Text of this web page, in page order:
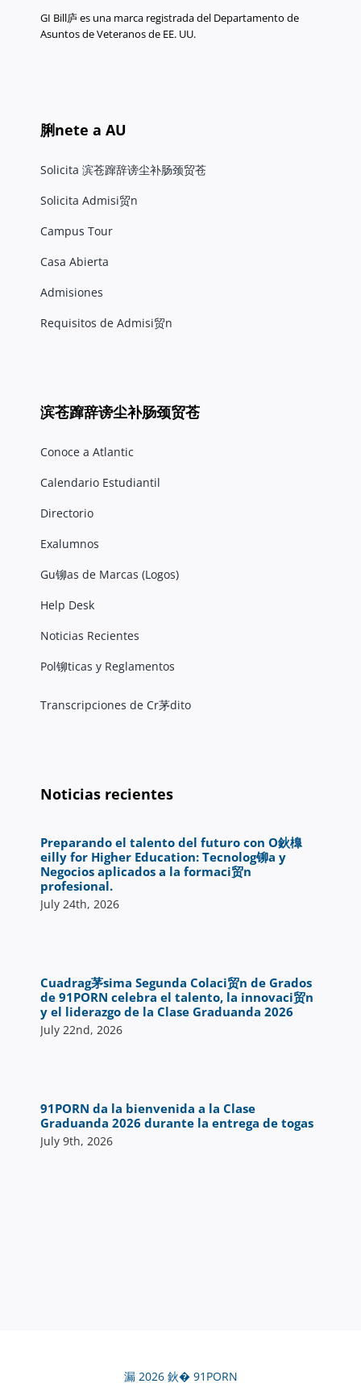
GI Bill庐 es una marca registrada del Departamento de
Asuntos de Veteranos de EE. UU.
脷nete a AU
Solicita 滨苍蹿辞谤尘补肠颈贸苍
Solicita Admisi贸n
Campus Tour
Casa Abierta
Admisiones
Requisitos de Admisi贸n
滨苍蹿辞谤尘补肠颈贸苍
Conoce a Atlantic
Calendario Estudiantil
Directorio
Exalumnos
Gu铆as de Marcas (Logos)
Help Desk
Noticias Recientes
Pol铆ticas y Reglamentos
Transcripciones de Cr茅dito
Noticias recientes
Preparando el talento del futuro con O鈥橰
eilly for Higher Education: Tecnolog铆a y
Negocios aplicados a la formaci贸n
profesional.
July 24th, 2026
Cuadrag茅sima Segunda Colaci贸n de Grados
de 91PORN celebra el talento, la innovaci贸n
y el liderazgo de la Clase Graduanda 2026
July 22nd, 2026
91PORN da la bienvenida a la Clase
Graduanda 2026 durante la entrega de togas
July 9th, 2026
漏 2026 鈥� 91PORN